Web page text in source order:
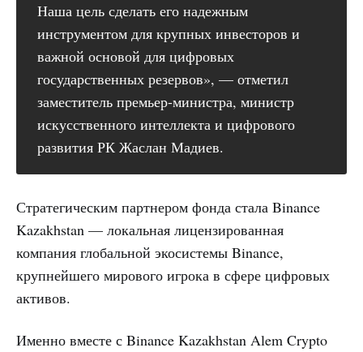
Наша цель сделать его надежным
инструментом для крупных инвесторов и
важной основой для цифровых
государственных резервов», — отметил
заместитель премьер-министра, министр
искусственного интеллекта и цифрового
развития РК Жаслан Мадиев.
Стратегическим партнером фонда стала Binance
Kazakhstan — локальная лицензированная
компания глобальной экосистемы Binance,
крупнейшего мирового игрока в сфере цифровых
активов.
Именно вместе с Binance Kazakhstan Alem Crypto